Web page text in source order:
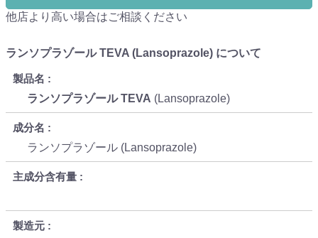
他店より高い場合はご相談ください
ランソプラゾール TEVA (Lansoprazole) について
製品名
ランソプラゾール TEVA (Lansoprazole)
成分名
ランソプラゾール (Lansoprazole)
主成分含有量
製造元